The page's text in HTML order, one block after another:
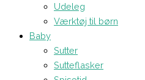
Udeleg
Værktøj til børn
Baby
Sutter
Sutteflasker